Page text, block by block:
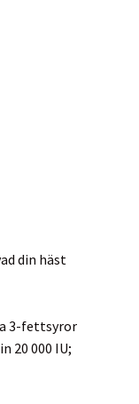
din häst
3-fettsyror
20 000 IU;